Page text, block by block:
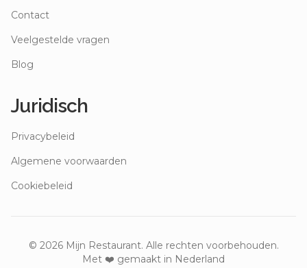
Contact
Veelgestelde vragen
Blog
Juridisch
Privacybeleid
Algemene voorwaarden
Cookiebeleid
© 2026Mijn Restaurant. Alle rechten voorbehouden.
Met ❤️ gemaakt in Nederland